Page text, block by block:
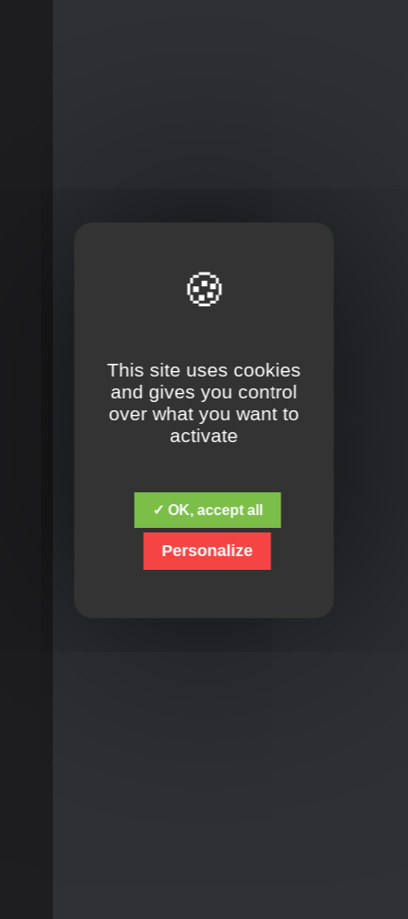
This site uses cookies
and gives you control
over what you want to
activate
✓ OK, accept all
Personalize